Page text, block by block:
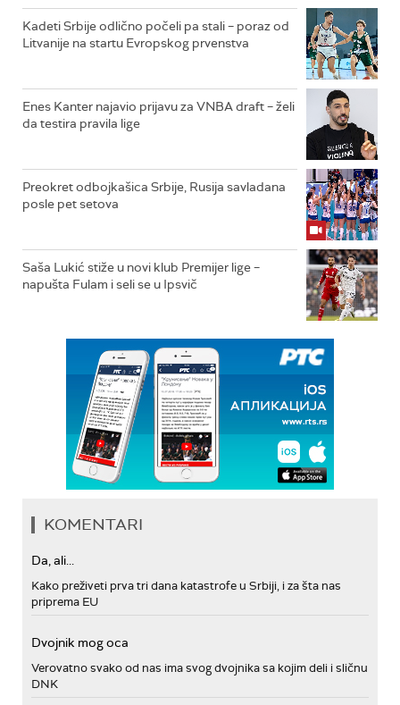
Kadeti Srbije odlično počeli pa stali – poraz od
Litvanije na startu Evropskog prvenstva
Enes Kanter najavio prijavu za VNBA draft – želi
da testira pravila lige
Preokret odbojkašica Srbije, Rusija savladana
posle pet setova
Saša Lukić stiže u novi klub Premijer lige –
napušta Fulam i seli se u Ipsvič
KOMENTARI
Da, ali...
Kako preživeti prva tri dana katastrofe u Srbiji, i za šta nas
priprema EU
Dvojnik mog oca
Verovatno svako od nas ima svog dvojnika sa kojim deli i sličnu
DNK